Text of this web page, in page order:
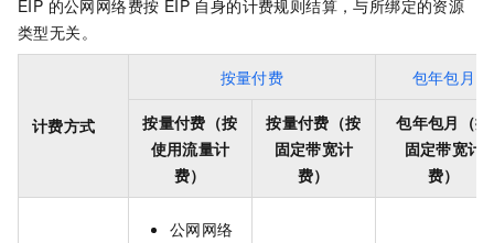
EIP 的公网网络费按 EIP 自身的计费规则结算，与所绑定的资源
类型无关。
计费方式
按量付费 包年包月
按量付费（按
使用流量计
费）
按量付费（按
固定带宽计
费）
包年包月（按
固定带宽计
费）
公网网络